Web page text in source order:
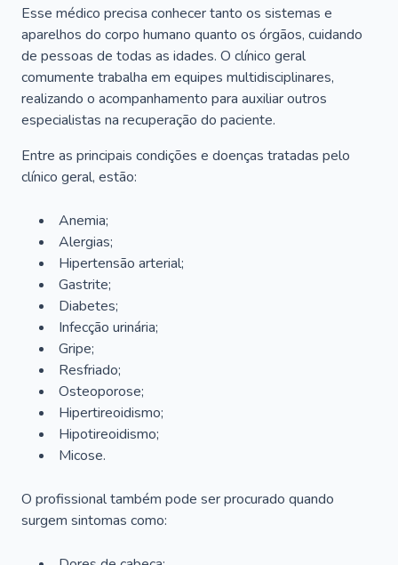
Esse médico precisa conhecer tanto os sistemas e
aparelhos do corpo humano quanto os órgãos, cuidando
de pessoas de todas as idades. O clínico geral
comumente trabalha em equipes multidisciplinares,
realizando o acompanhamento para auxiliar outros
especialistas na recuperação do paciente.
Entre as principais condições e doenças tratadas pelo
clínico geral, estão:
Anemia;
Alergias;
Hipertensão arterial;
Gastrite;
Diabetes;
Infecção urinária;
Gripe;
Resfriado;
Osteoporose;
Hipertireoidismo;
Hipotireoidismo;
Micose.
O profissional também pode ser procurado quando
surgem sintomas como: